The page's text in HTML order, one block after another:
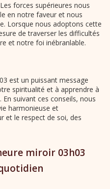
Les forces supérieures nous
en notre faveur et nous
Lorsque nous adoptons cette
de traverser les difficultés
et notre foi inébranlable.
est un puissant message
spiritualité et à apprendre à
suivant ces conseils, nous
harmonieuse et
et le respect de soi, des
miroir 03h03